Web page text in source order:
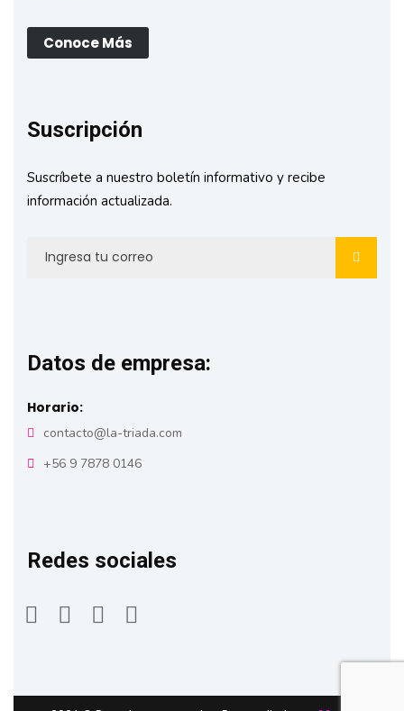
Conoce Más
Suscripción
Suscríbete a nuestro boletín informativo y recibe
información actualizada.
Datos de empresa:
Horario:
contacto@la-triada.com
+56 9 7878 0146
Redes sociales